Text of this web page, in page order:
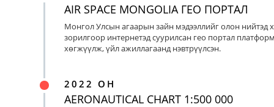
AIR SPACE MONGOLIA ГЕО ПОРТАЛ
Монгол Улсын агаарын зайн мэдээллийг олон нийтэд
зорилгоор интернетэд суурилсан гео портал
хөгжүүлж, үйл ажиллагаанд нэвтрүүлсэн.
2022 ОН
AERONAUTICAL CHART 1:500 000